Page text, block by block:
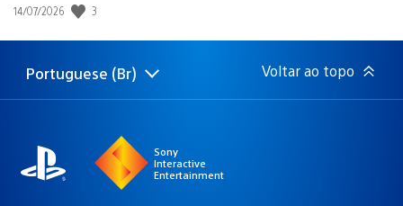
Data
publicação:
14/07/2026 3
Selecione
uma
Região
atual:
Portuguese (Br) Voltar ao topo
Sony
Interactive
Entertainment